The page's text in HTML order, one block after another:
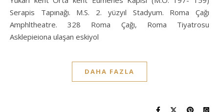
Serapis Tapınağı. M.S. 2. yüzyıl Stadyum. Roma Çağı
Amphltheatre. 328 Roma Çağı, Roma Tiyatrosu
Asklepieiona ulaşan eskiyol
DAHA FAZLA